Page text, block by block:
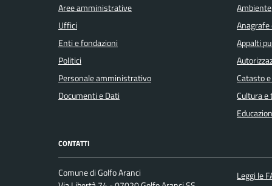
Aree amministrative
Uffici
Enti e fondazioni
Politici
Personale amministrativo
Documenti e Dati
Ambiente
Appalti
Catasto
Cultura e
CONTATTI
Comune di Golfo Aranci
Leggi le